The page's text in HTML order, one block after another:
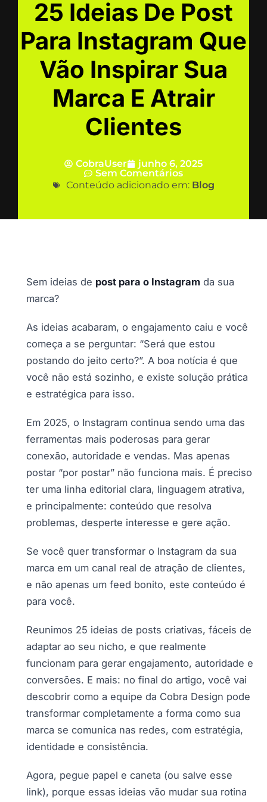
25 Ideias De Post
Para Instagram Que
Vão Inspirar Sua
Marca E Atrair
Clientes
CobraUser
junho 6, 2025
Sem Comentários
Conteúdo adicionado em: Blog
Sem ideias de post para o Instagram da sua
marca?
As ideias acabaram, o engajamento caiu e você
começa a se perguntar: “Será que estou
postando do jeito certo?”. A boa notícia é que
você não está sozinho, e existe solução prática
e estratégica para isso.
Em 2025, o Instagram continua sendo uma das
ferramentas mais poderosas para gerar
conexão, autoridade e vendas. Mas apenas
postar “por postar” não funciona mais. É preciso
ter uma linha editorial clara, linguagem atrativa,
e principalmente: conteúdo que resolva
problemas, desperte interesse e gere ação.
Se você quer transformar o Instagram da sua
marca em um canal real de atração de clientes,
e não apenas um feed bonito, este conteúdo é
para você.
Reunimos 25 ideias de posts criativas, fáceis de
adaptar ao seu nicho, e que realmente
funcionam para gerar engajamento, autoridade e
conversões. E mais: no final do artigo, você vai
descobrir como a equipe da Cobra Design pode
transformar completamente a forma como sua
marca se comunica nas redes, com estratégia,
identidade e consistência.
Agora, pegue papel e caneta (ou salve esse
link), porque essas ideias vão mudar sua rotina